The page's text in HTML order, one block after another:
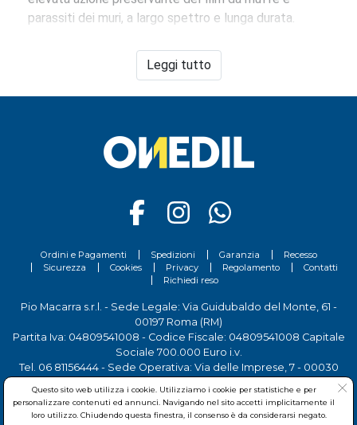
parassiti dei muri, a largo spettro e lunga durata.
Tra le pitture per interni più performanti, invece,
, pittura fine per interni, liscia al
esempio soggiorni, camere da letto, locali hobby, etc.
Scopri tutti i prodotti Caparol sul nostro sito.
Leggi tutto
Ordini e Pagamenti Spedizioni Garanzia
Recesso
Sicurezza
Cookies Privacy Regolamento
Contatti
Richiedi reso
Pio Macarra s.r.l. - Sede Legale: Via Guidubaldo del Monte, 61 -
00197 Roma (RM)
Partita Iva: 04809541008 - Codice Fiscale: 04809541008 Capitale
Sociale 700.000 Euro i.v.
Tel. 06 81156444- Sede Operativa: Via delle Imprese, 7 - 00030
Questo sito web utilizza i cookie. Utilizziamo i cookie per statistiche e per
personalizzare contenuti ed annunci. Navigando nel sito accetti implicitamente il
loro utilizzo. Chiudendo questa finestra, il consenso è da considerarsi negato.